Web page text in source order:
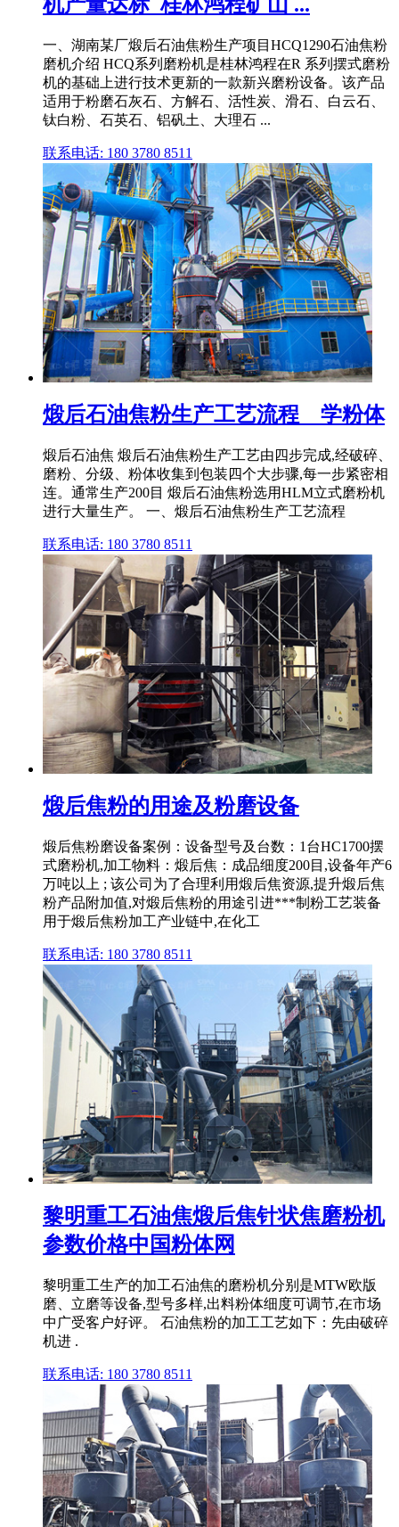
机产量达标_桂林鸿程矿山 ...
一、湖南某厂煅后石油焦粉生产项目HCQ1290石油焦粉
磨机介绍 HCQ系列磨粉机是桂林鸿程在R 系列摆式磨粉
机的基础上进行技术更新的一款新兴磨粉设备。该产品
适用于粉磨石灰石、方解石、活性炭、滑石、白云石、
钛白粉、石英石、铝矾土、大理石 ...
联系电话: 180 3780 8511
煅后石油焦粉生产工艺流程 _ 学粉体
煅后石油焦 煅后石油焦粉生产工艺由四步完成,经破碎、
磨粉、分级、粉体收集到包装四个大步骤,每一步紧密相
连。通常生产200目 煅后石油焦粉选用HLM立式磨粉机
进行大量生产。 一、煅后石油焦粉生产工艺流程
联系电话: 180 3780 8511
煅后焦粉的用途及粉磨设备
煅后焦粉磨设备案例：设备型号及台数：1台HC1700摆
式磨粉机,加工物料：煅后焦：成品细度200目,设备年产6
万吨以上 ; 该公司为了合理利用煅后焦资源,提升煅后焦
粉产品附加值,对煅后焦粉的用途引进***制粉工艺装备
用于煅后焦粉加工产业链中,在化工
联系电话: 180 3780 8511
黎明重工石油焦煅后焦针状焦磨粉机
参数价格中国粉体网
黎明重工生产的加工石油焦的磨粉机分别是MTW欧版
磨、立磨等设备,型号多样,出料粉体细度可调节,在市场
中广受客户好评。 石油焦粉的加工工艺如下：先由破碎
机进 .
联系电话: 180 3780 8511